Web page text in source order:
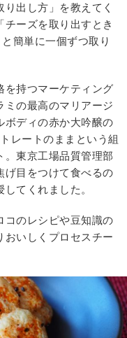
り出し方」を教えてく
ーズを取り出すとき
簡単に一個ずつ取り
を持つマーケティング
の最高のマリアージ
ボディの赤か大吟醸の
レートのままという組
東京工場品質管理部
げ目をつけて食べるの
てくれました。
コのレシピや豆知識の
いしくプロセスチー